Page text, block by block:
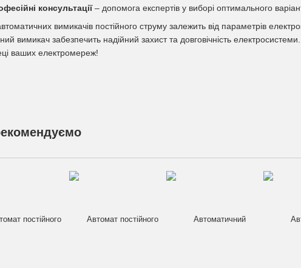
консультації– допомога експертів у виборі оптимального
вимикачів постійного струму залежить від параметрів
вимикач забезпечить надійний захист та довговічність
ваших електромереж!